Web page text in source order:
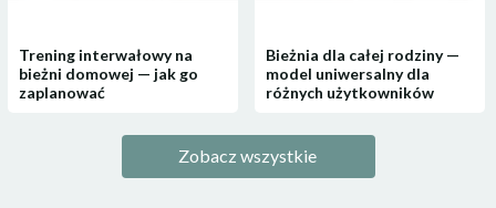
Trening interwałowy na
bieżni domowej — jak go
zaplanować
Bieżnia dla całej rodziny —
model uniwersalny dla
różnych użytkowników
Zobacz wszystkie